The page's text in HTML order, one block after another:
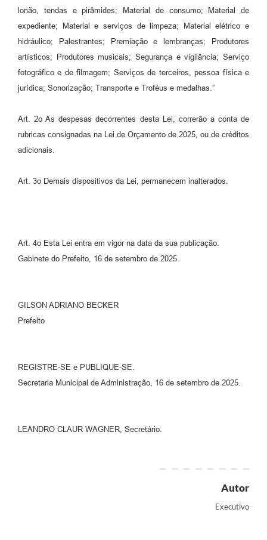
lonão, tendas e pirâmides; Material de consumo; Material de
expediente; Material e serviços de limpeza; Material elétrico e
hidráulico; Palestrantes; Premiação e lembranças; Produtores
artísticos; Produtores musicais; Segurança e vigilância; Serviço
fotográfico e de filmagem; Serviços de terceiros, pessoa física e
jurídica; Sonorização; Transporte e Troféus e medalhas.”
Art. 2o As despesas decorrentes desta Lei, correrão a conta de
rubricas consignadas na Lei de Orçamento de 2025, ou de créditos
adicionais.
Art. 3o Demais dispositivos da Lei, permanecem inalterados.
Art. 4o Esta Lei entra em vigor na data da sua publicação.
Gabinete do Prefeito, 16 de setembro de 2025.
GILSON ADRIANO BECKER
Prefeito
REGISTRE-SE e PUBLIQUE-SE.
Secretaria Municipal de Administração, 16 de setembro de 2025.
LEANDRO CLAUR WAGNER, Secretário.
Autor
Executivo